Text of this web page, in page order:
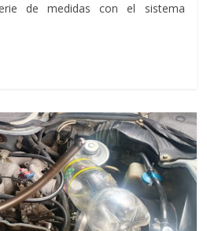
de medidas con el sistema